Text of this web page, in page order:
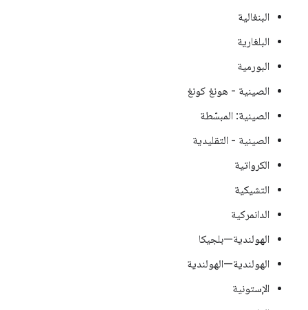
البنغالية
البلغارية
البورمية
الصينية - هونغ كونغ
الصينية: المبسّطة
الصينية - التقليدية
الكرواتية
التشيكية
الدانمركية
الهولندية—بلجيكا
الهولندية—الهولندية
الإستونية